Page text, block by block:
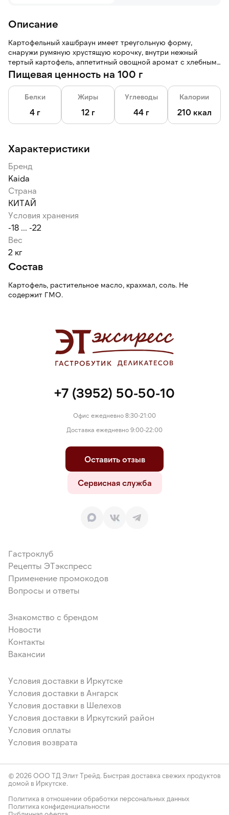
Описание
Картофельный хашбраун имеет треугольную форму,
снаружи румяную хрустящую корочку, внутри нежный
тертый картофель, аппетитный овощной аромат с хлебными
нотами.
Пищевая ценность на 100 г
Белки
4 г
Жиры
12 г
Углеводы
44 г
Калории
210 ккал
Характеристики
Бренд
Kaida
Страна
КИТАЙ
Условия хранения
-18 ... -22
Вес
2 кг
Состав
Картофель, растительное масло, крахмал, соль. Не
содержит ГМО.
+7 (3952) 50-50-10
Офис ежедневно 8:30-21:00
Доставка ежедневно 9:00-22:00
Оставить отзыв
Сервисная служба
Гастроклуб
Рецепты ЭТэкспресс
Применение промокодов
Вопросы и ответы
Знакомство с брендом
Новости
Контакты
Вакансии
Условия доставки в Иркутске
Условия доставки в Ангарск
Условия доставки в Шелехов
Условия доставки в Иркутский район
Условия оплаты
Условия возврата
© 2026 ООО ТД Элит Трейд. Быстрая доставка свежих продуктов
домой в Иркутске.
Политика в отношении обработки персональных данных
Политика конфиденциальности